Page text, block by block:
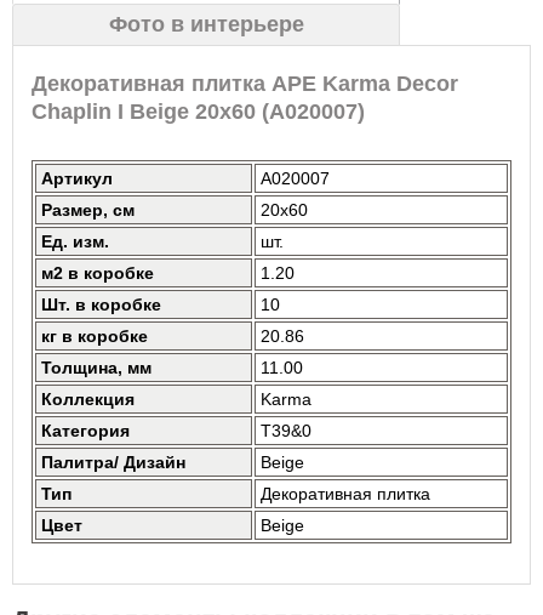
Фото в интерьере
Декоративная плитка APE Karma Decor
Chaplin I Beige 20x60 (A020007)
Артикул
A020007
Размер, см
20x60
Ед. изм.
шт.
м2 в коробке
1.20
Шт. в коробке
10
кг в коробке
20.86
Толщина, мм
11.00
Коллекция
Karma
Категория
T39&0
Палитра/ Дизайн
Beige
Тип
Декоративная плитка
Цвет
Beige